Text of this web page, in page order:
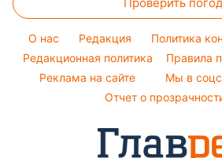
Новости Полтавы
Новости Сум
Новости Львова
Новости Черкассы
Легкие десерты
Напитки
Праздничное меню
Денежная помощь
Тарифы
Курс валют
O нас Редакция
Политика
Редакционная политика
Правила
Реклама на сайте
Мы в
Отчет о